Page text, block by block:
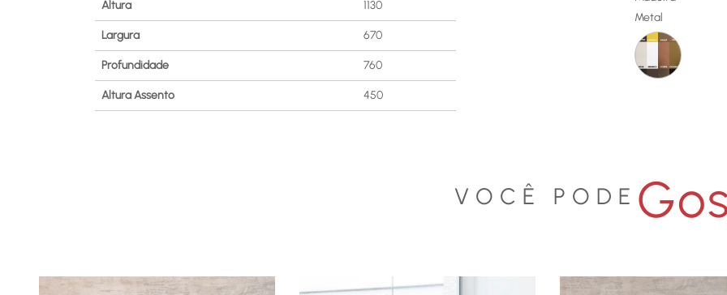
Altura 1130
Largura 670
Profundidade 760
Altura Assento 450
Metal
VOCÊ PODE